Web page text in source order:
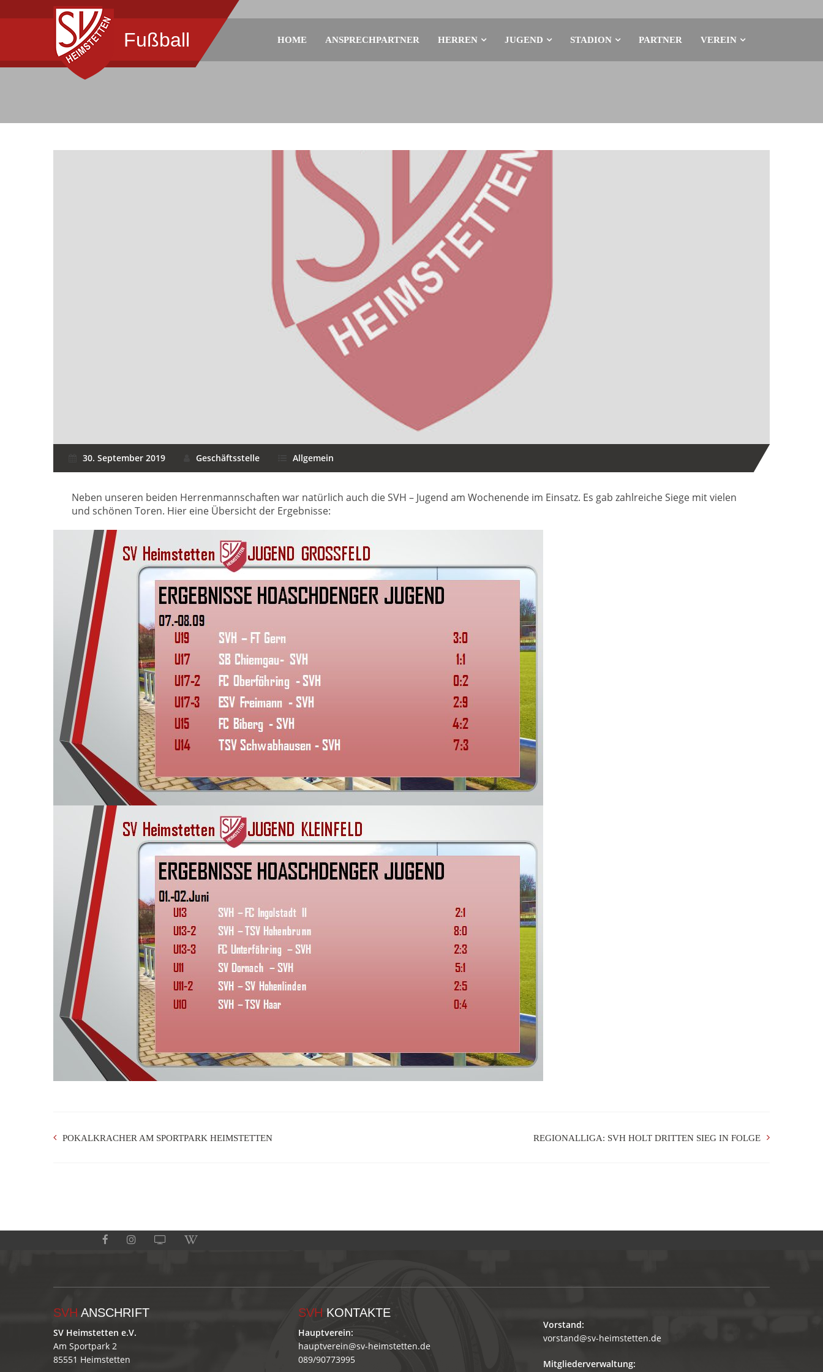
Fußball HOME ANSPRECHPARTNER HERREN JUGEND STADION PARTNER VEREIN
30. September 2019 Geschäftsstelle Allgemein
Neben unseren beiden Herrenmannschaften war natürlich auch die SVH – Jugend am Wochenende im Einsatz. Es gab zahlreiche Siege mit vielen
und schönen Toren. Hier eine Übersicht der Ergebnisse:
POKALKRACHER AM SPORTPARK HEIMSTETTEN REGIONALLIGA: SVH HOLT DRITTEN SIEG IN FOLGE
SVH ANSCHRIFT
SV Heimstetten e.V.
Am Sportpark 2
85551 Heimstetten
SVH KONTAKTE
Hauptverein:
hauptverein@sv-heimstetten.de
089/90773995
Vorstand:
vorstand@sv-heimstetten.de
Mitgliederverwaltung: